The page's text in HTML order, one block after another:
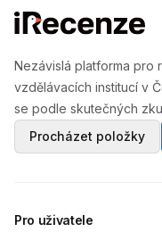
Nezávislá platforma pro
vzdělávacích institucí v
se podle skutečných
Procházet položky
Pro uživatele